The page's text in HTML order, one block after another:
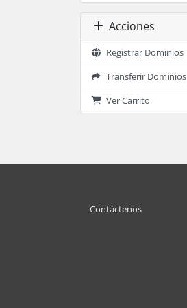
Acciones
Registrar Dominios
Transferir Dominios
Ver Carrito
Contáctenos